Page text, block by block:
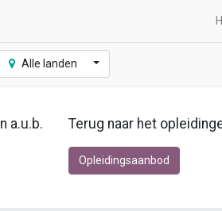
Alle landen
a.u.b.
Terug naar het
Opleidingsaanbod